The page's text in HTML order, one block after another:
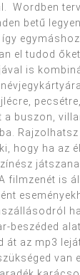
Wordben
betű
el tudod
is
a buszon,
hogy ha az
filmzenét is
beszéded
át az mp3
van